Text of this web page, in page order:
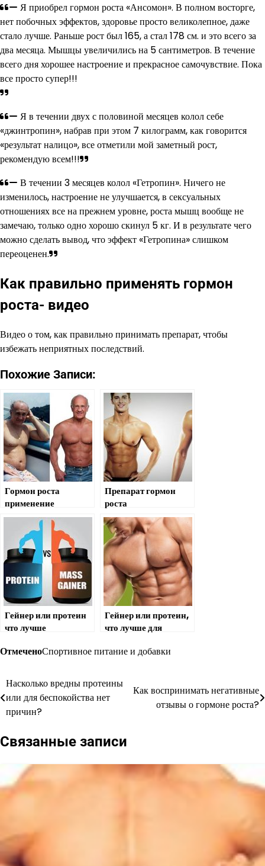
Я приобрел гормон роста «Ансомон». В полном восторге,
нет побочных эффектов, здоровье просто великолепное, даже
стало лучше. Раньше рост был 165, а стал 178 см. и это всего за
два месяца. Мышцы увеличились на 5 сантиметров. В течение
всего дня хорошее настроение и прекрасное самочувствие. Пока
все просто супер!!!
Я в течении двух с половиной месяцев колол себе
«джинтропин», набрав при этом 7 килограмм, как говорится
«результат налицо», все отметили мой заметный рост,
рекомендую всем!!!
В течении 3 месяцев колол «Гетропин». Ничего не
изменилось, настроение не улучшается, в сексуальных
отношениях все на прежнем уровне, роста мышц вообще не
замечаю, только одно хорошо скинул 5 кг. И в результате чего
можно сделать вывод, что эффект «Гетропина» слишком
переоценен.
Как правильно применять гормон
роста- видео
Видео о том, как правильно принимать препарат, чтобы
избежать неприятных последствий.
Похожие Записи:
Гормон роста
применение
Препарат гормон
роста
Гейнер или протеин
что лучше
Гейнер или протеин,
что лучше для
ОтмеченоСпортивное питание и добавки
Навигация
по
Насколько вредны протеины
или для беспокойства нет
причин?
Как воспринимать негативные
отзывы о гормоне роста?
Связанные записи